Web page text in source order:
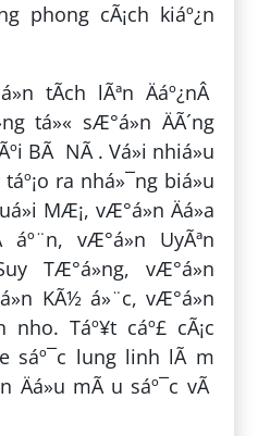
phong cÃ¡ch kiáº¿n
tÃ­ch lÃªn Äáº¿nÂ
tá»« sÆ°á»n ÄÃ´ng
BÃ NÃ . Vá»i nhiá»u
táº¡o ra nhá»¯ng biá»u
MÆ¡, vÆ°á»n Äá»a
áº¨n, vÆ°á»n UyÃªn
TÆ°á»ng, vÆ°á»n
KÃ½ á»¨c, vÆ°á»n
nho. Táº¥t cáº£ cÃ¡c
sáº¯c lung linh lÃ m
Äá»u mÃ u sáº¯c vÃ